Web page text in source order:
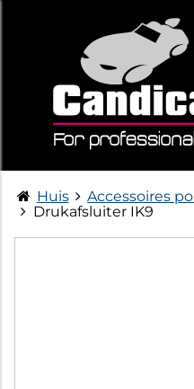
Huis
Accessoires
Drukafsluiter IK9